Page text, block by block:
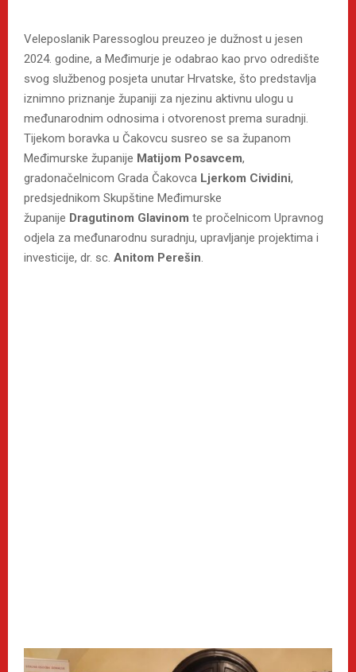
Veleposlanik Paressoglou preuzeo je dužnost u jesen
2024. godine, a Međimurje je odabrao kao prvo odredište
svog službenog posjeta unutar Hrvatske, što predstavlja
iznimno priznanje županiji za njezinu aktivnu ulogu u
međunarodnim odnosima i otvorenost prema suradnji.
Tijekom boravka u Čakovcu susreo se sa županom
Međimurske županije Matijom Posavcem,
gradonačelnicom Grada Čakovca Ljerkom Cividini,
predsjednikom Skupštine Međimurske
županije Dragutinom Glavinom te pročelnicom Upravnog
odjela za međunarodnu suradnju, upravljanje projektima i
investicije, dr. sc. Anitom Perešin.